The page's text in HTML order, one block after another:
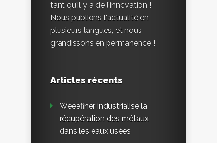
tant qu'il y a de l'innovation !
Nous publions l'actualité en
plusieurs langues, et nous
grandissons en permanence !
Articles récents
Weeefiner industrialise la
récupération des métaux
dans les eaux usées